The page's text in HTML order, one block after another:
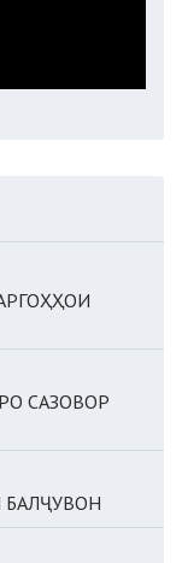
САЗОВОР